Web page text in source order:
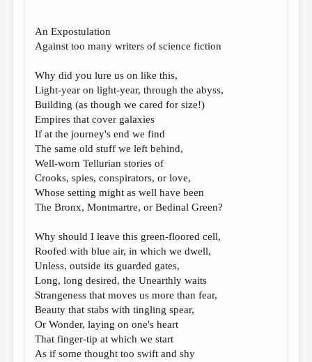
ОТ РЕДАКЦИИ
МАЛАЯ ПРОЗА
ЭССЕИСТИКА
ЛИТЕРАТУРОВЕДЕНИЕ
КУЛЬТУРОВЕДЕНИЕ
ПУБЛИЦИСТИКА
РЕЦЕНЗИРОВАНИЕ
ЦИКЛЫ ПУБЛИКАЦИЙ
МЕДИА
ВКОНТАКТЕ
An Expostulation
Against too many writers of science fiction
Why did you lure us on like this,
Light-year on light-year, through the abyss,
Building (as though we cared for size!)
Empires that cover galaxies
If at the journey's end we find
The same old stuff we left behind,
Well-worn Tellurian stories of
Crooks, spies, conspirators, or love,
Whose setting might as well have been
The Bronx, Montmartre, or Bedinal Green?
Why should I leave this green-floored cell,
Roofed with blue air, in which we dwell,
Unless, outside its guarded gates,
Long, long desired, the Unearthly waits
Strangeness that moves us more than fear,
Beauty that stabs with tingling spear,
Or Wonder, laying on one's heart
That finger-tip at which we start
As if some thought too swift and shy